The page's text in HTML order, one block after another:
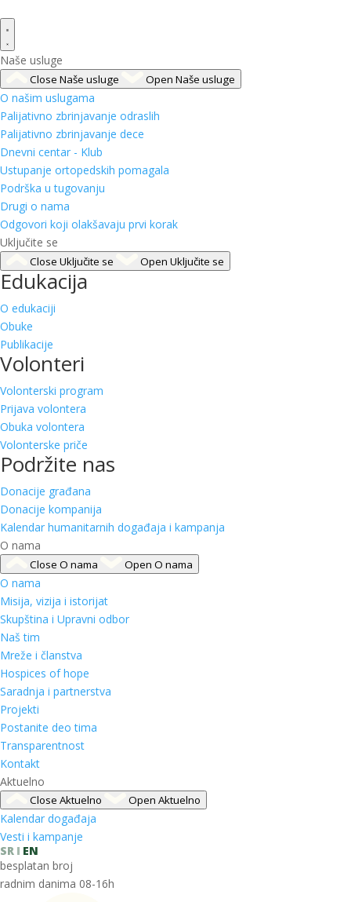
Naše usluge
Close Naše usluge Open Naše usluge
O našim uslugama
Palijativno zbrinjavanje odraslih
Palijativno zbrinjavanje dece
Dnevni centar - Klub
Ustupanje ortopedskih pomagala
Podrška u tugovanju
Drugi o nama
Odgovori koji olakšavaju prvi korak
Uključite se
Close Uključite se Open Uključite se
Edukacija
O edukaciji
Obuke
Publikacije
Volonteri
Volonterski program
Prijava volontera
Obuka volontera
Volonterske priče
Podržite nas
Donacije građana
Donacije kompanija
Kalendar humanitarnih događaja i kampanja
O nama
Close O nama Open O nama
O nama
Misija, vizija i istorijat
Skupština i Upravni odbor
Naš tim
Mreže i članstva
Hospices of hope
Saradnja i partnerstva
Projekti
Postanite deo tima
Transparentnost
Kontakt
Aktuelno
Close Aktuelno Open Aktuelno
Kalendar događaja
Vesti i kampanje
SR
EN
besplatan broj
radnim danima 08-16h